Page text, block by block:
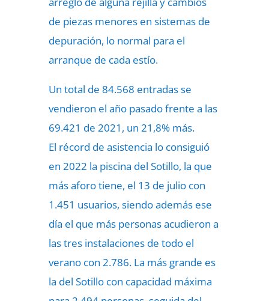
de piezas menores en sistemas de
depuración, lo normal para el
arranque de cada estío.
Un total de 84.568 entradasse
vendieron el año pasadofrente a las
69.421 de 2021, un 21,8% más.
El récord de asistencia lo consiguió
en 2022 la piscina del Sotillo, la que
más aforo tiene, el 13 de julio con
1.451 usuarios, siendo además ese
día el que más personas acudieron a
las tres instalaciones de todo el
verano con 2.786. La más grande es
la del Sotillo con capacidad máxima